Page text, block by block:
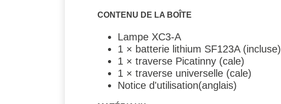
CONTENU DE LA BOÎTE
Lampe XC3-A
1 × batterie lithium SF123A (incluse)
1 × traverse Picatinny (cale)
1 × traverse universelle (cale)
Notice d'utilisation(anglais)